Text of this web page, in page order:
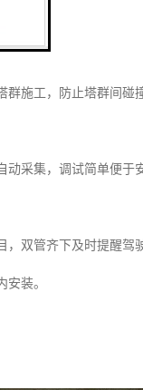
灵活。
群施工，防止塔群间碰
动采集，调试简单便于
双管齐下及时提醒驾
装。